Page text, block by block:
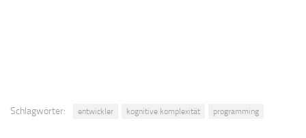
Schlagwörter: entwickler kognitive komplexität programming